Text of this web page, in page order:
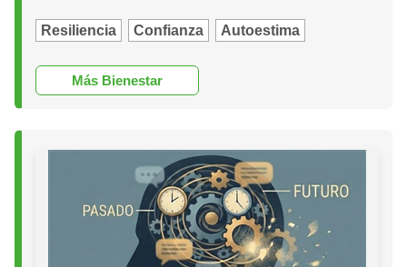
Resiliencia Confianza Autoestima
Más Bienestar